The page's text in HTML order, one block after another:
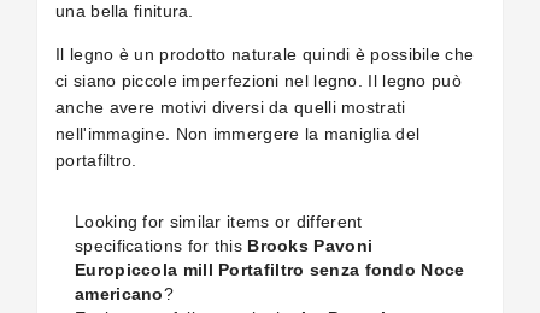
una bella finitura.
Il legno è un prodotto naturale quindi è possibile che
ci siano piccole imperfezioni nel legno. Il legno può
anche avere motivi diversi da quelli mostrati
nell'immagine. Non immergere la maniglia del
portafiltro.
Looking for similar items or different
specifications for this Brooks Pavoni
Europiccola mill Portafiltro senza fondo Noce
americano?